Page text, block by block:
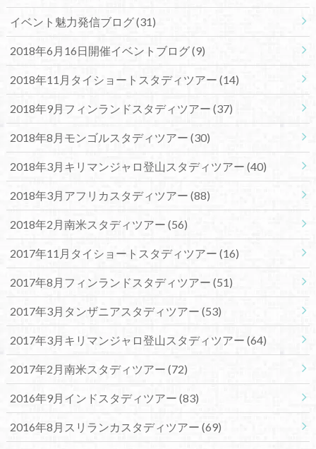
イベント魅力発信ブログ(31)
2018年6月16日開催イベントブログ(9)
2018年11月タイショートスタディツアー (14)
2018年9月フィンランドスタディツアー (37)
2018年8月モンゴルスタディツアー (30)
2018年3月キリマンジャロ登山スタディツアー (40)
2018年3月アフリカスタディツアー (88)
2018年2月南米スタディツアー (56)
2017年11月タイショートスタディツアー (16)
2017年8月フィンランドスタディツアー (51)
2017年3月タンザニアスタディツアー (53)
2017年3月キリマンジャロ登山スタディツアー (64)
2017年2月南米スタディツアー (72)
2016年9月インドスタディツアー (83)
2016年8月スリランカスタディツアー (69)